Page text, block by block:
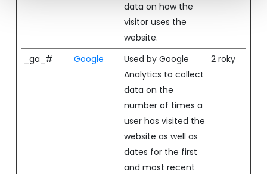
data on how the
visitor uses the
website.
_ga_# Google
Used by Google
Analytics to collect
data on the
number of times a
user has visited the
website as well as
dates for the first
and most recent
2 roky